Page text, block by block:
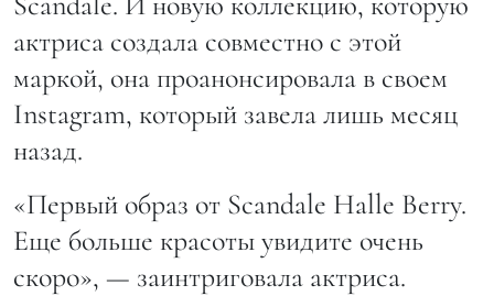
актриса создала совместно с этой
маркой, она проанонсировала в своем
Instagram, который завела лишь месяц
назад.
«Первый образ от Scandale Halle Berry.
Еще больше красоты увидите очень
скоро», — заинтриговала актриса.